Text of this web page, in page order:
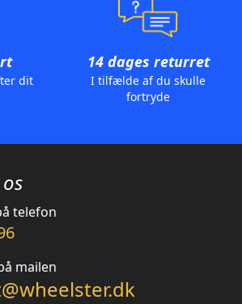
dit
14 dages returret
I tilfælde af du skulle
fortryde
telefon
mailen